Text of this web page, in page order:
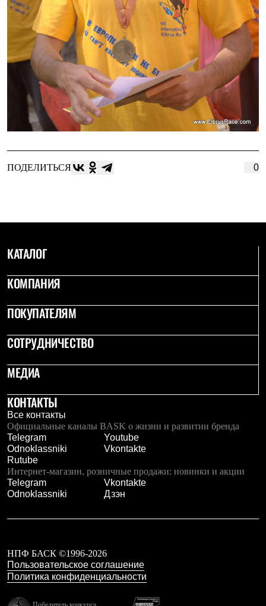
ПОДЕЛИТЬСЯ 0
КАТАЛОГ
КОМПАНИЯ
ПОКУПАТЕЛЯМ
СОТРУДНИЧЕСТВО
МЕДИА
КОНТАКТЫ
Все контакты
Официальные каналы BASK о жизни и развитии бренда
Telegram
Youtube
Odnoklassniki
Vkontakte
Rutube
Интернет-магазин, розничные продажи: новинки и акции
Telegram
Vkontakte
Odnoklassniki
Дзэн
НПФ БАСК ©1996-2026
Пользовательское соглашение
Политика конфиденциальности